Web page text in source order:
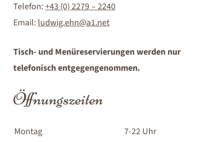
Telefon:+43 (0) 2279 – 2240
Email:ludwig.ehn@a1.net
Tisch- und Menüreservierungen werden nur
telefonisch entgegengenommen.
Öffnungszeiten
Montag
7-22 Uhr